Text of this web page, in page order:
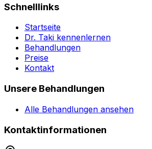
Schnelllinks
Startseite
Dr. Taki kennenlernen
Behandlungen
Preise
Kontakt
Unsere Behandlungen
Alle Behandlungen ansehen
Kontaktinformationen